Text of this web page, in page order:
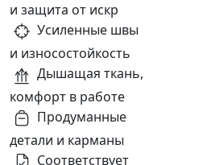
и защита от искр
Усиленные швы
и износостойкость
Дышащая ткань,
комфорт в работе
Продуманные
детали и карманы
Соответствует